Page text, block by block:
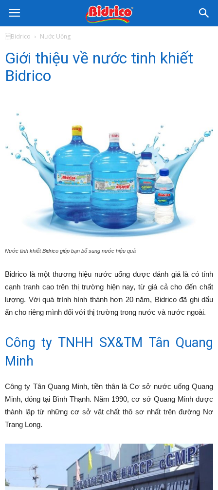
Nước
Uống
Bidrico Nước Uống
Giới thiệu về nước tinh khiết
Bidrico
Nước tinh khiết Bidrico giúp bạn bổ sung nước hiệu quả
Bidrico là một thương hiệu nước uống được đánh giá là có tính
cạnh tranh cao trên thị trường hiện nay, từ giá cả cho đến chất
lượng. Với quá trình hình thành hơn 20 năm, Bidrico đã ghi dấu
ấn cho riêng mình đối với thị trường trong nước và nước ngoài.
Công ty TNHH SX&TM Tân Quang
Minh
Công ty Tân Quang Minh, tiền thân là Cơ sở nước uống Quang
Minh, đóng tại Bình Thạnh. Năm 1990, cơ sở Quang Minh được
thành lập từ những cơ sở vật chất thô sơ nhất trên đường Nơ
Trang Long.